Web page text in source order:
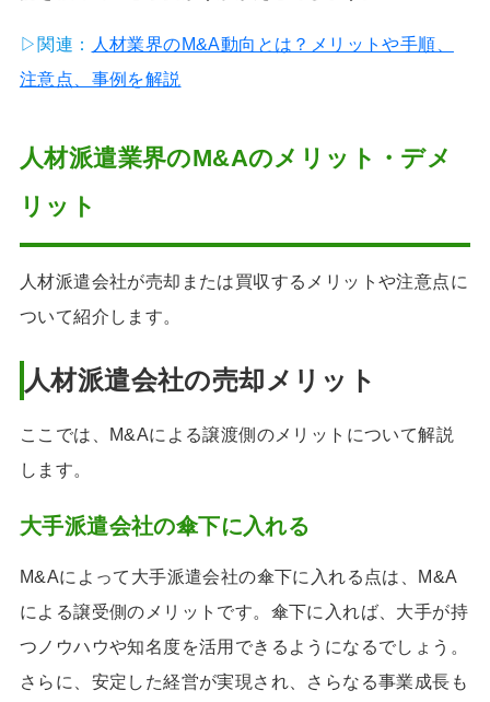
▷関連：
人材業界のM&A動向とは？メリットや手順、
注意点、事例を解説
人材派遣業界のM&Aのメリット・デメ
リット
人材派遣会社が売却または買収するメリットや注意点に
ついて紹介します。
人材派遣会社の売却メリット
ここでは、M&Aによる譲渡側のメリットについて解説
します。
大手派遣会社の傘下に入れる
M&Aによって大手派遣会社の傘下に入れる点は、M&A
による譲受側のメリットです。傘下に入れば、大手が持
つノウハウや知名度を活用できるようになるでしょう。
さらに、安定した経営が実現され、さらなる事業成長も